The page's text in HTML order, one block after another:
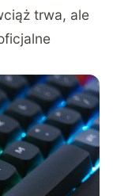
trwa, ale